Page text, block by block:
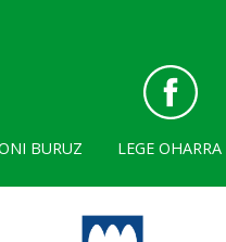
BURUZ LEGE OHARRA